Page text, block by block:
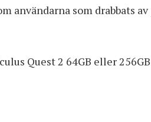
användarna som drabbats
Quest 2 64GB eller